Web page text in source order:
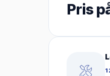
Pris